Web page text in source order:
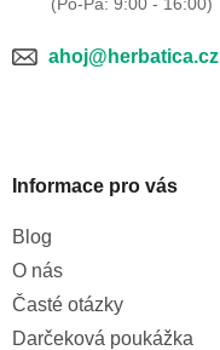
ahoj@herbatica.cz
Informace pro vás
Blog
O nás
Časté otázky
Darčeková poukážka